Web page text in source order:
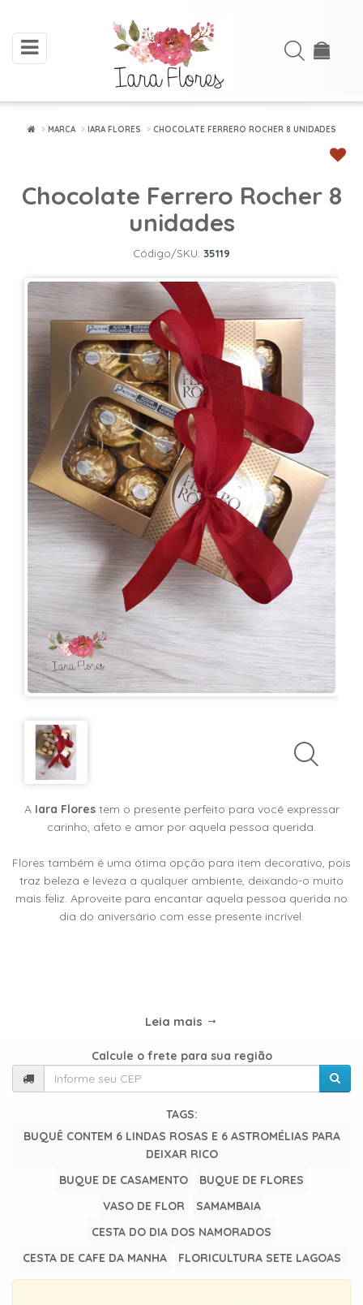
toggle
navigation
Acessar
ARRANJOS
FLORES
PLANTADAS
MIMOS
OCASIÕES
ELAS
ELES
PRESENTES
TIPOS
FLORES
Atendimento
31
Envie-
nos
MARCA IARA FLORES CHOCOLATE FERRERO ROCHER 8 UNIDADES
Chocolate Ferrero Rocher 8
unidades
Código/SKU: 35119
A Iara Florestem o presente perfeito para você expressar
carinho, afeto e amor por aquela pessoa querida.
Flores também é uma ótima opção para item decorativo, pois
traz beleza e leveza a qualquer ambiente, deixando-o muito
mais feliz. Aproveite para encantar aquela pessoa querida no
dia do aniversário com esse presente incrível.
Leia mais
Calcule o frete para sua região
TAGS:
BUQUÊ CONTEM 6 LINDAS ROSAS E 6 ASTROMÉLIAS PARA
DEIXAR RICO
BUQUE DE CASAMENTO
BUQUE DE FLORES
VASO DE FLOR
SAMAMBAIA
CESTA DO DIA DOS NAMORADOS
CESTA DE CAFE DA MANHA
FLORICULTURA SETE LAGOAS